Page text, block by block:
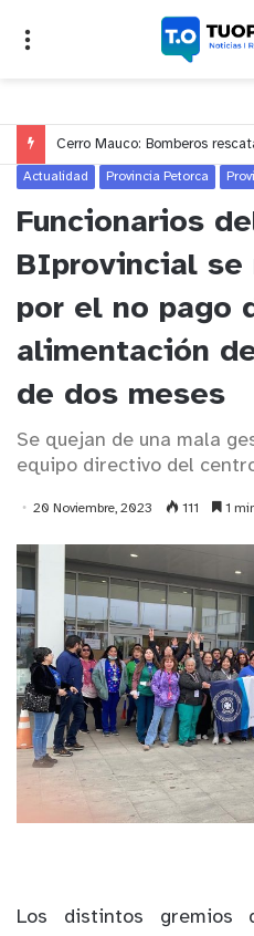
Actualidad Provincia Petorca
Funcionarios
BIprovincial se
por el no pago
alimentación
de dos meses
Se quejan de una mala
equipo directivo del
20 Noviembre, 2023 111 1
Los distintos gremios